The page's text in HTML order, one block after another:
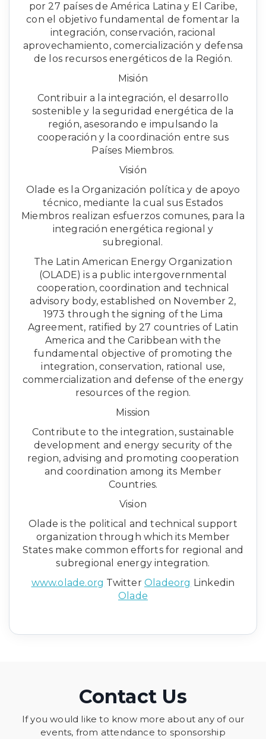
por 27 países de América Latina y El Caribe,
con el objetivo fundamental de fomentar la
integración, conservación, racional
aprovechamiento, comercialización y defensa
de los recursos energéticos de la Región.
Misión
Contribuir a la integración, el desarrollo
sostenible y la seguridad energética de la
región, asesorando e impulsando la
cooperación y la coordinación entre sus
Países Miembros.
Visión
Olade es la Organización política y de apoyo
técnico, mediante la cual sus Estados
Miembros realizan esfuerzos comunes, para la
integración energética regional y
subregional.
The Latin American Energy Organization
(OLADE) is a public intergovernmental
cooperation, coordination and technical
advisory body, established on November 2,
1973 through the signing of the Lima
Agreement, ratified by 27 countries of Latin
America and the Caribbean with the
fundamental objective of promoting the
integration, conservation, rational use,
commercialization and defense of the energy
resources of the region.
Mission
Contribute to the integration, sustainable
development and energy security of the
region, advising and promoting cooperation
and coordination among its Member
Countries.
Vision
Olade is the political and technical support
organization through which its Member
States make common efforts for regional and
subregional energy integration.
www.olade.org Twitter Oladeorg Linkedin
Olade
Contact Us
If you would like to know more about any of our
events, from attendance to sponsorship